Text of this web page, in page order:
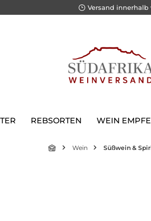
Versand innerhalb
REBSORTEN WEIN
Wein Süßwein &